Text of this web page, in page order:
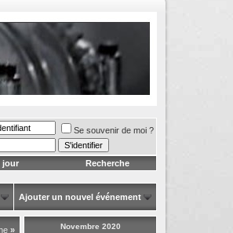
Se souvenir de moi ?
jour Recherche
Ajouter un nouvel événement
» Novembre 2020